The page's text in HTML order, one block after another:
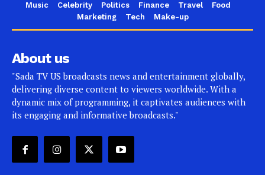
Music Celebrity Politics Finance Travel
Food
Marketing
Tech Make-up
About us
"Sada TV US broadcasts news and entertainment globally,
delivering diverse content to viewers worldwide. With a
dynamic mix of programming, it captivates audiences with
its engaging and informative broadcasts."